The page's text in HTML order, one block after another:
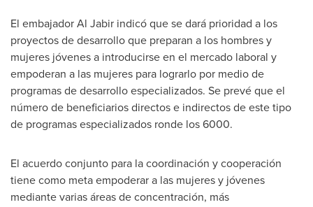
El embajadorAl Jabir indicó que se dará prioridad a los
proyectos de desarrollo que preparan a los hombres y
mujeres jóvenes a introducirse en el mercado laboral y
empoderan a las mujeres para lograrlo por medio de
programas de desarrollo especializados. Se prevé que el
número de beneficiarios directos e indirectos de este tipo
de programas especializados ronde los 6000.
El acuerdo conjunto para la coordinación y cooperación
tiene como meta empoderar a las mujeres y jóvenes
mediante varias áreas de concentración, más